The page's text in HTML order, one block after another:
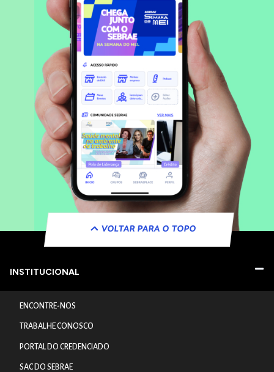
VOLTAR PARA O TOPO
INSTITUCIONAL
ENCONTRE-NOS
TRABALHE CONOSCO
PORTAL DO CREDENCIADO
SAC DO SEBRAE